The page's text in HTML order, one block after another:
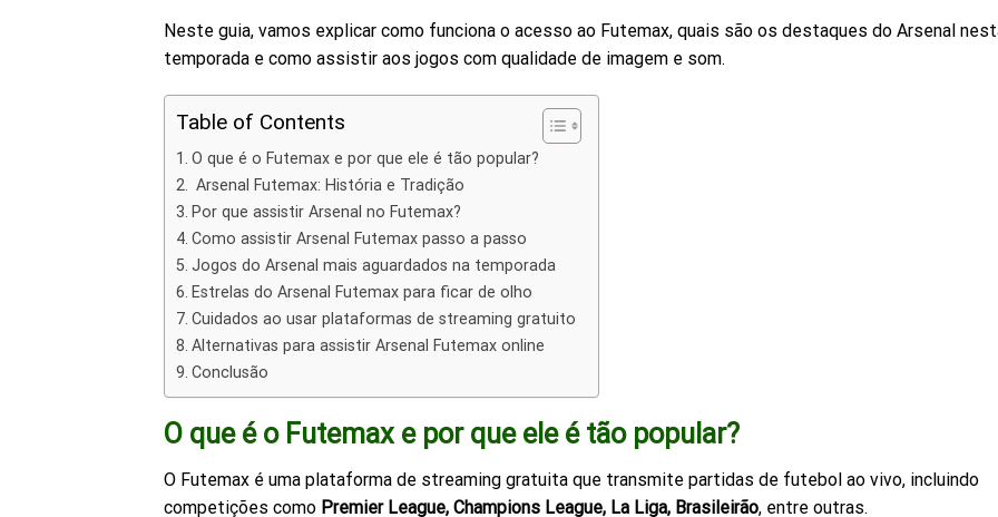
Neste guia, vamos explicar como funciona o acesso ao Futemax, quais são os destaques do Arsenal
temporada e como assistir aos jogos com qualidade de imagem e som.
Table of Contents
O que é o Futemax e por que ele é tão popular?
Arsenal Futemax: História e Tradição
Por que assistir Arsenal no Futemax?
Como assistir Arsenal Futemax passo a passo
Jogos do Arsenal mais aguardados na temporada
Estrelas do Arsenal Futemax para ficar de olho
Cuidados ao usar plataformas de streaming gratuito
Alternativas para assistir Arsenal Futemax online
Conclusão
O que é o Futemax e por que ele é tão popular?
O Futemax é uma plataforma de streaming gratuita que transmite partidas de futebol ao vivo, incluindo
competições como Premier League, Champions League, La Liga, Brasileirão, entre outras.